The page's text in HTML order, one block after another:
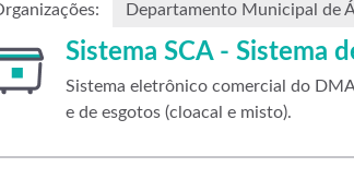
Departamento Municipal de
Sistema SCA - Sistema
Sistema eletrônico comercial do
e de esgotos (cloacal e misto).